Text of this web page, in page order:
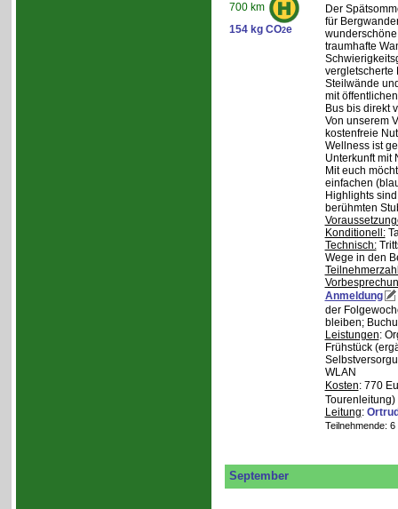
700 km
154 kg CO2e
Der
für
traumhafte
vergletscherte
Steilwände
mit
Bus bis direkt
Von unserem
kostenfreie
Wellness ist
Unterkunft mit
Mit euch
einfachen
Highlights
berühmten
Konditionell:
Technisch:
Wege in den
Anmeldung
der
bleiben;
Leistungen:
Frühstück
WLAN
Kosten: 770
Tourenleitung)
Leitung:
Teilnehmende:
September